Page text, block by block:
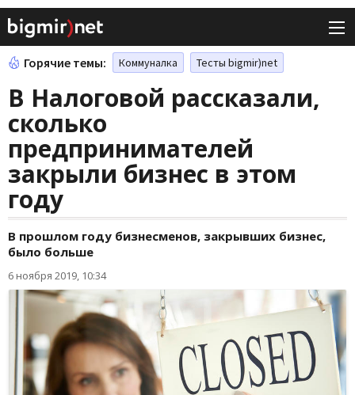
Горячие темы: Коммуналка Тесты bigmir)net
В Налоговой рассказали,
сколько
предпринимателей
закрыли бизнес в этом
году
В прошлом году бизнесменов, закрывших бизнес,
было больше
6 ноября 2019, 10:34